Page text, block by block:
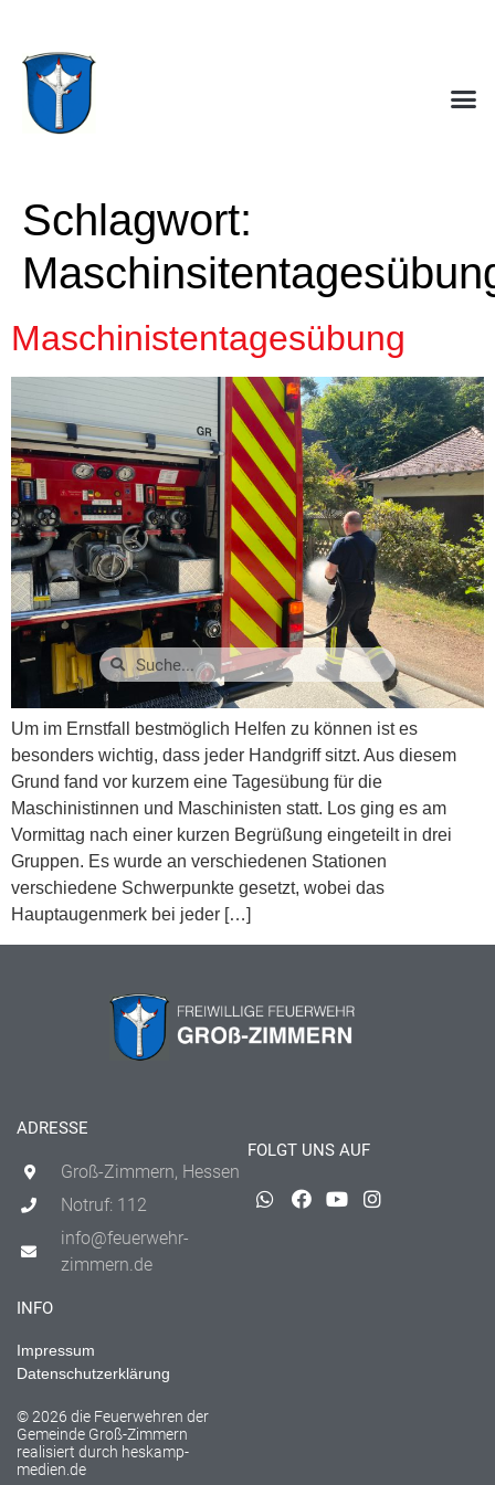
Schlagwort:
Maschinistentagesübung
Um im Ernstfall bestmöglich Helfen zu können ist es
besonders wichtig, dass jeder Handgriff sitzt. Aus diesem
Grund fand vor kurzem eine Tagesübung für die
Maschinistinnen und Maschinisten statt. Los ging es am
Vormittag nach einer kurzen Begrüßung eingeteilt in drei
Gruppen. Es wurde an verschiedenen Stationen
verschiedene Schwerpunkte gesetzt, wobei das
Hauptaugenmerk bei jeder […]
ADRESSE
Groß-Zimmern, Hessen
Notruf: 112
info@feuerwehr-
zimmern.de
FOLGT UNS AUF
INFO
Impressum
Datenschutzerklärung
© 2026 die Feuerwehren der
Gemeinde Groß-Zimmern
realisiert durch heskamp-
medien.de